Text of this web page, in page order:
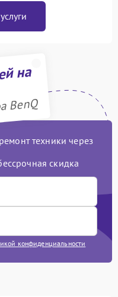
на
BenQ
техники через
скидка
конфиденциальности